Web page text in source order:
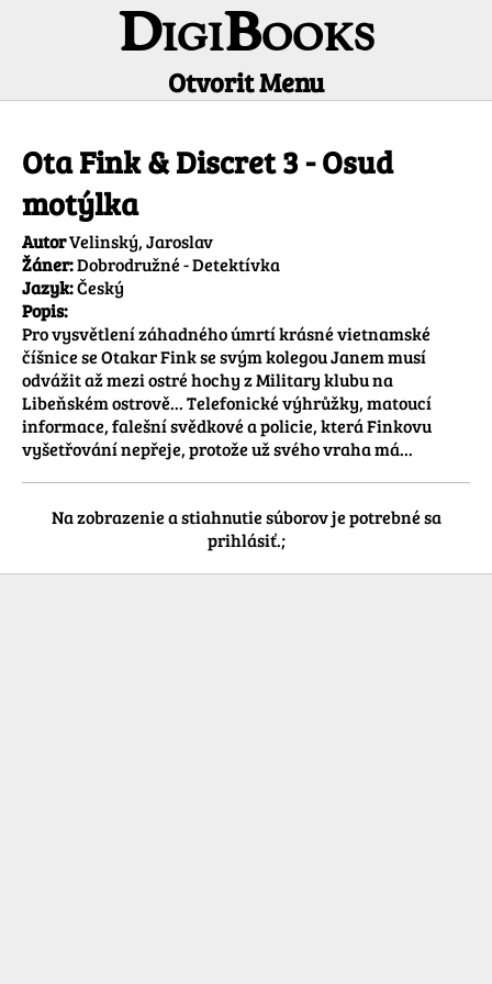
DigiBooks
Otvorit Menu
Ota Fink & Discret 3 - Osud
motýlka
AutorVelinský, Jaroslav
Žáner:Dobrodružné - Detektívka
Jazyk:Český
Popis:
Pro vysvětlení záhadného úmrtí krásné vietnamské
číšnice se Otakar Fink se svým kolegou Janem musí
odvážit až mezi ostré hochy z Military klubu na
Libeňském ostrově... Telefonické výhrůžky, matoucí
informace, falešní svědkové a policie, která Finkovu
vyšetřování nepřeje, protože už svého vraha má...
Na zobrazenie a stiahnutie súborov je potrebné sa
prihlásiť.;